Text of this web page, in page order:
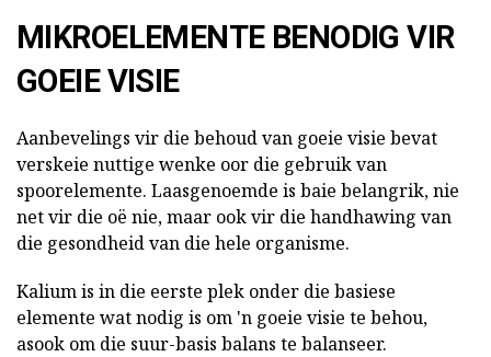
MIKROELEMENTE BENODIG VIR
GOEIE VISIE
Aanbevelings vir die behoud van goeie visie bevat
verskeie nuttige wenke oor die gebruik van
spoorelemente. Laasgenoemde is baie belangrik, nie
net vir die oë nie, maar ook vir die handhawing van
die gesondheid van die hele organisme.
Kalium is in die eerste plek onder die basiese
elemente wat nodig is om 'n goeie visie te behou,
asook om die suur-basis balans te balanseer.